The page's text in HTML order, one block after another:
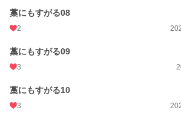
藁にもすがる08
2
藁にもすがる09
3
藁にもすがる10
3